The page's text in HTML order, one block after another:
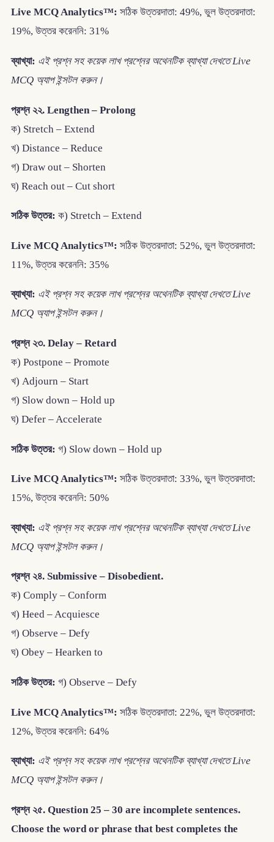
Live MCQ Analytics™: সঠিক উত্তরদাতা: 49%, ভুল উত্তরদাতা:
19%, উত্তর করেননি: 31%
ব্যাখ্যা: এই প্রশ্ন সহ কয়েক লাখ প্রশ্নের অথেনটিক ব্যাখ্যা দেখতে Live
MCQ অ্যাপ ইন্সটল করুন।
প্রশ্ন ২২. Lengthen – Prolong
ক) Stretch – Extend
খ) Distance – Reduce
গ) Draw out – Shorten
ঘ) Reach out – Cut short
সঠিক উত্তর: ক) Stretch – Extend
Live MCQ Analytics™: সঠিক উত্তরদাতা: 52%, ভুল উত্তরদাতা:
11%, উত্তর করেননি: 35%
ব্যাখ্যা: এই প্রশ্ন সহ কয়েক লাখ প্রশ্নের অথেনটিক ব্যাখ্যা দেখতে Live
MCQ অ্যাপ ইন্সটল করুন।
প্রশ্ন ২৩. Delay – Retard
ক) Postpone – Promote
খ) Adjourn – Start
গ) Slow down – Hold up
ঘ) Defer – Accelerate
সঠিক উত্তর: গ) Slow down – Hold up
Live MCQ Analytics™: সঠিক উত্তরদাতা: 33%, ভুল উত্তরদাতা:
15%, উত্তর করেননি: 50%
ব্যাখ্যা: এই প্রশ্ন সহ কয়েক লাখ প্রশ্নের অথেনটিক ব্যাখ্যা দেখতে Live
MCQ অ্যাপ ইন্সটল করুন।
প্রশ্ন ২৪. Submissive – Disobedient.
ক) Comply – Conform
খ) Heed – Acquiesce
গ) Observe – Defy
ঘ) Obey – Hearken to
সঠিক উত্তর: গ) Observe – Defy
Live MCQ Analytics™: সঠিক উত্তরদাতা: 22%, ভুল উত্তরদাতা:
12%, উত্তর করেননি: 64%
ব্যাখ্যা: এই প্রশ্ন সহ কয়েক লাখ প্রশ্নের অথেনটিক ব্যাখ্যা দেখতে Live
MCQ অ্যাপ ইন্সটল করুন।
প্রশ্ন ২৫. Question 25 – 30 are incomplete sentences.
Choose the word or phrase that best completes the